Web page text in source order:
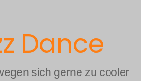
Dance
sich gerne zu cooler